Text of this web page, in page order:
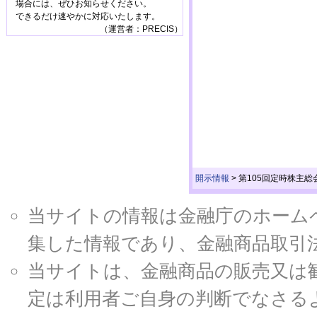
開示情報 > 第105回定時株主総
場合には、ぜひお知らせください。
できるだけ速やかに対応いたします。
（運営者：PRECIS）
当サイトの情報は金融庁のホー
集した情報であり、金融商品取
当サイトは、金融商品の販売又
定は利用者ご自身の判断でなさ